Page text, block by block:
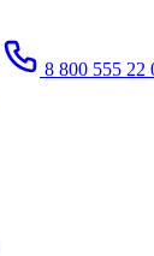
8 800 555 22